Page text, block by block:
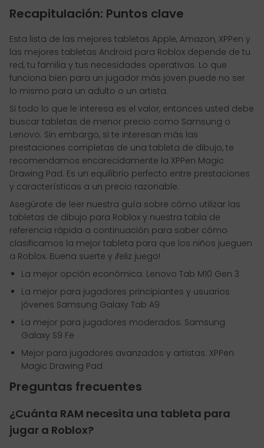
Recapitulación: Puntos clave
Esta lista de las mejores tabletas Apple, Amazon, XPPen y
las mejores tabletas Android para Roblox depende de tu
red, tu familia y tus necesidades operativas. Lo que
funciona bien para un jugador más joven puede no ser
lo mismo para un adulto o un artista.
Si todo lo que le interesa es el valor, entonces usted debe
buscar tabletas de menor precio como Samsung o
Lenovo. Sin embargo, si te interesan más las
prestaciones completas de una tableta de dibujo, te
recomendamos encarecidamente la XPPen Magic
Drawing Pad. Es un equilibrio perfecto entre prestaciones
y características a un precio razonable.
Asegúrate de leer nuestra guía sobre cómo utilizar las
tabletas de dibujo para Roblox y nuestra tabla de
referencia rápida a continuación para saber cómo
clasificamos la mejor tableta para que los niños jueguen
a Roblox. Buena suerte y ¡feliz juego!
La mejor opción económica: Lenovo Tab M10 Gen 3
La mejor para jugadores principiantes y usuarios
jóvenes Samsung Galaxy Tab A9
La mejor para jugadores moderados: Samsung
Galaxy S9 Fe
Mejor para jugadores avanzados y artistas: XPPen
Magic Drawing Pad
Preguntas frecuentes
¿Cuánta RAM necesita una tableta para
jugar a Roblox?